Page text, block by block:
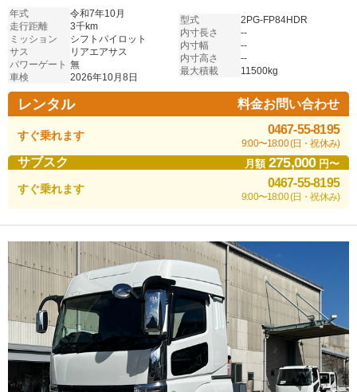
年式
令和7年10月
走行距離
3千km
ミッション
シフトパイロット
サス
リアエアサス
パワーゲート 無
車検
2026年10月8日
型式
2PG-FP84HDR
内寸長さ
--
内寸幅
--
内寸高さ
--
最大積載
11500kg
レンタル 料金お問い合わせ
すぐ乗れます 0467-55-8195
9:00〜18:00 (日・祝休み)
サブスク 月額275,000円〜
すぐ乗れます 0467-55-8195
9:00〜18:00 (日・祝休み)